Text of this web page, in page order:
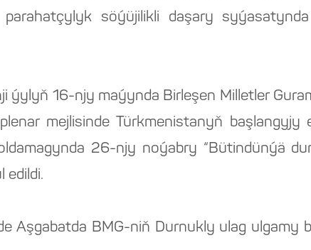
parahatçylyk söýüjilikli daşary
ýylyň 16-njy maýynda Birleşen Milletler
mejlisinde Türkmenistanyň başlangyjy
26-njy noýabry “Bütindünýä
edildi.
Aşgabatda BMG-niň Durnukly ulag ulgamy